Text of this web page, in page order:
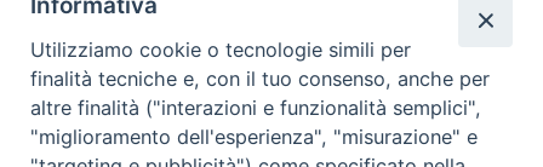
Missione Paolina
Luoghi delle Origini
Governo Generale
Notizie dal governo generale
Notizie in breve
RISORSE
Informativa
Utilizziamo cookie o tecnologie simili per
finalità tecniche e, con il tuo consenso, anche per
altre finalità ("interazioni e funzionalità semplici",
"miglioramento dell'esperienza", "misurazione" e